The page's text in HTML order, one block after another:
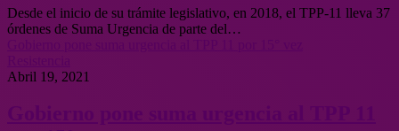
Desde el inicio de su trámite legislativo, en 2018, el TPP-11 lleva 37
órdenes de Suma Urgencia de parte del…
Abril 19, 2021